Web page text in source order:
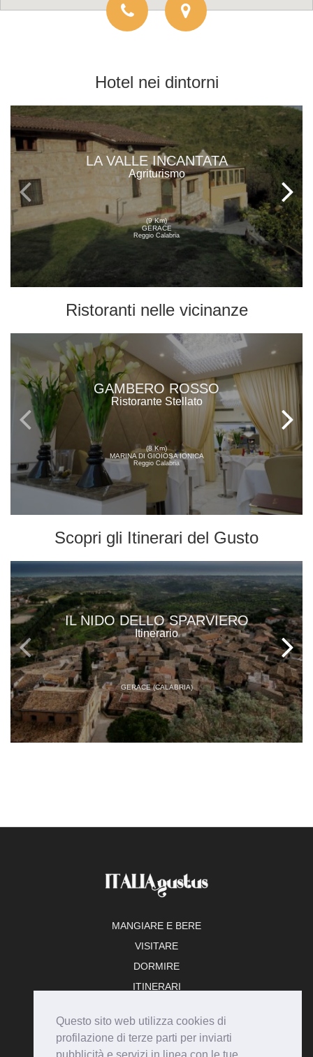
Questo sito web utilizza cookies di
profilazione di terze parti per inviarti
pubblicità e servizi in linea con le tue
Hotel nei dintorni
LA VALLE INCANTATA
Agriturismo
(9 Km)
GERACE
Reggio Calabria
Ristoranti nelle vicinanze
GAMBERO ROSSO
Ristorante Stellato
(8 Km)
MARINA DI GIOIOSA IONICA
Reggio Calabria
Scopri gli Itinerari del Gusto
IL NIDO DELLO SPARVIERO
Itinerario
GERACE (CALABRIA)
MANGIARE E BERE
VISITARE
DORMIRE
ITINERARI
ADERISCI